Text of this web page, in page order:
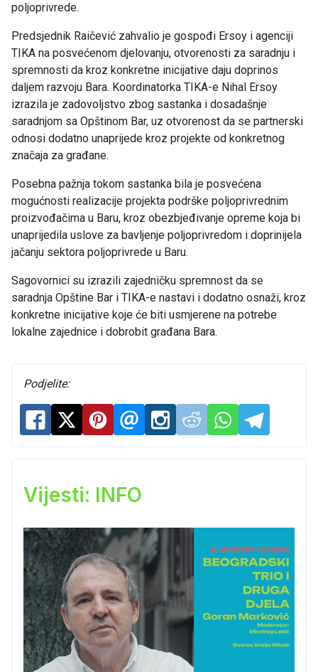
poljoprivrede.
Predsjednik Raičević zahvalio je gospođi Ersoy i agenciji
TIKA na posvećenom djelovanju, otvorenosti za saradnju i
spremnosti da kroz konkretne inicijative daju doprinos
daljem razvoju Bara. Koordinatorka TIKA-e Nihal Ersoy
izrazila je zadovoljstvo zbog sastanka i dosadašnje
saradnjom sa Opštinom Bar, uz otvorenost da se partnerski
odnosi dodatno unaprijede kroz projekte od konkretnog
značaja za građane.
Posebna pažnja tokom sastanka bila je posvećena
mogućnosti realizacije projekta podrške poljoprivrednim
proizvođačima u Baru, kroz obezbjeđivanje opreme koja bi
unaprijedila uslove za bavljenje poljoprivredom i doprinijela
jačanju sektora poljoprivrede u Baru.
Sagovornici su izrazili zajedničku spremnost da se
saradnja Opštine Bar i TIKA-e nastavi i dodatno osnaži, kroz
konkretne inicijative koje će biti usmjerene na potrebe
lokalne zajednice i dobrobit građana Bara.
Podjelite:
Vijesti: INFO